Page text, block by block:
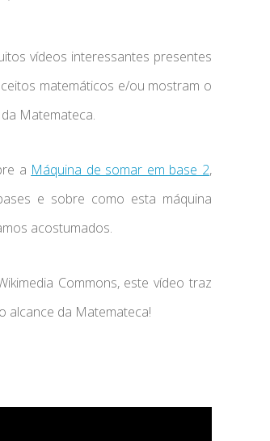
vídeos interessantes presentes
matemáticos e/ou mostram o
Matemateca.
a Máquina de somar em base 2,
e sobre como esta máquina
acostumados.
Commons, este vídeo traz
alcance da Matemateca!